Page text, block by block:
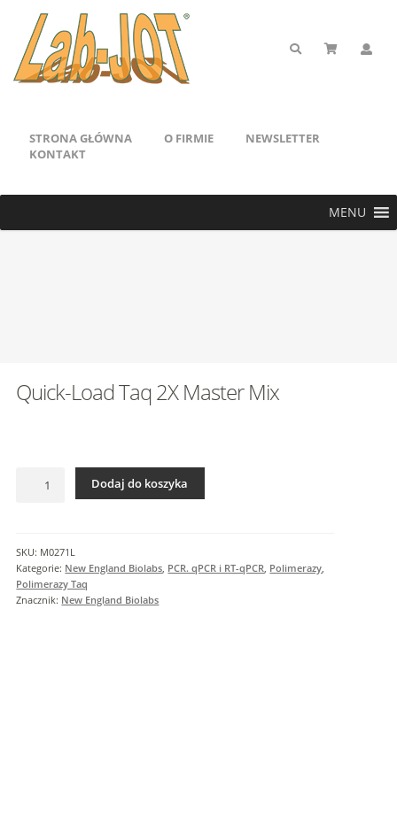
STRONA GŁÓWNA O FIRMIE
NEWSLETTER
KONTAKT
MENU
Quick-Load Taq 2X Master Mix
Quick-
2X
Master
Mix
Dodaj do koszyka
SKU: M0271L
Kategorie: New England Biolabs PCR. qPCR i RT-qPCR Polimerazy
Polimerazy Taq
Znacznik: New England Biolabs